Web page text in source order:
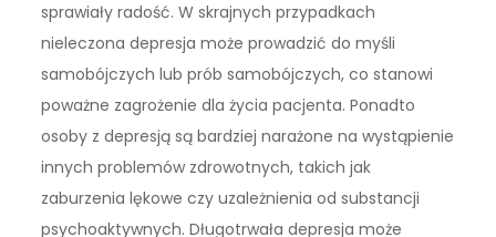
sprawiały radość. W skrajnych przypadkach
nieleczona depresja może prowadzić do myśli
samobójczych lub prób samobójczych, co stanowi
poważne zagrożenie dla życia pacjenta. Ponadto
osoby z depresją są bardziej narażone na wystąpienie
innych problemów zdrowotnych, takich jak
zaburzenia lękowe czy uzależnienia od substancji
psychoaktywnych. Długotrwała depresja może